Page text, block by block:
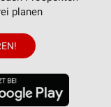
planen